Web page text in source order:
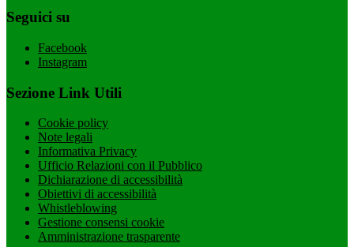
Seguici su
Facebook
Instagram
Sezione Link Utili
Cookie policy
Note legali
Informativa Privacy
Ufficio Relazioni con il Pubblico
Dichiarazione di accessibilità
Obiettivi di accessibilità
Whistleblowing
Gestione consensi cookie
Amministrazione trasparente